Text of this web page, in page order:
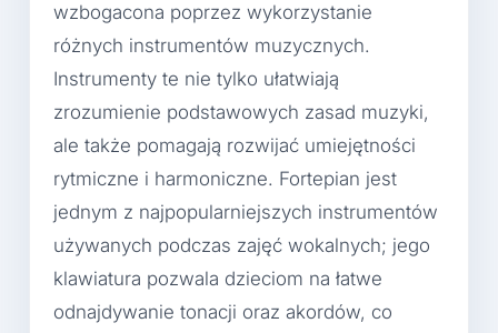
wzbogacona poprzez wykorzystanie
różnych instrumentów muzycznych.
Instrumenty te nie tylko ułatwiają
zrozumienie podstawowych zasad muzyki,
ale także pomagają rozwijać umiejętności
rytmiczne i harmoniczne. Fortepian jest
jednym z najpopularniejszych instrumentów
używanych podczas zajęć wokalnych; jego
klawiatura pozwala dzieciom na łatwe
odnajdywanie tonacji oraz akordów, co